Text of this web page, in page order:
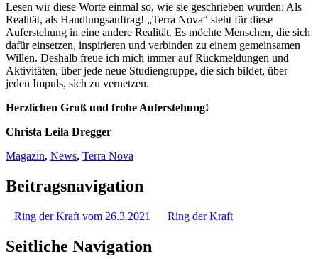
Lesen wir diese Worte einmal so, wie sie geschrieben wurden: Als
Realität, als Handlungsauftrag! „Terra Nova“ steht für diese
Auferstehung in eine andere Realität. Es möchte Menschen, die sich
dafür einsetzen, inspirieren und verbinden zu einem gemeinsamen
Willen. Deshalb freue ich mich immer auf Rückmeldungen und
Aktivitäten, über jede neue Studiengruppe, die sich bildet, über
jeden Impuls, sich zu vernetzen.
Herzlichen Gruß und frohe Auferstehung!
Christa Leila Dregger
Magazin, News, Terra Nova
Beitragsnavigation
Ring der Kraft vom 26.3.2021 Ring der Kraft
Seitliche Navigation